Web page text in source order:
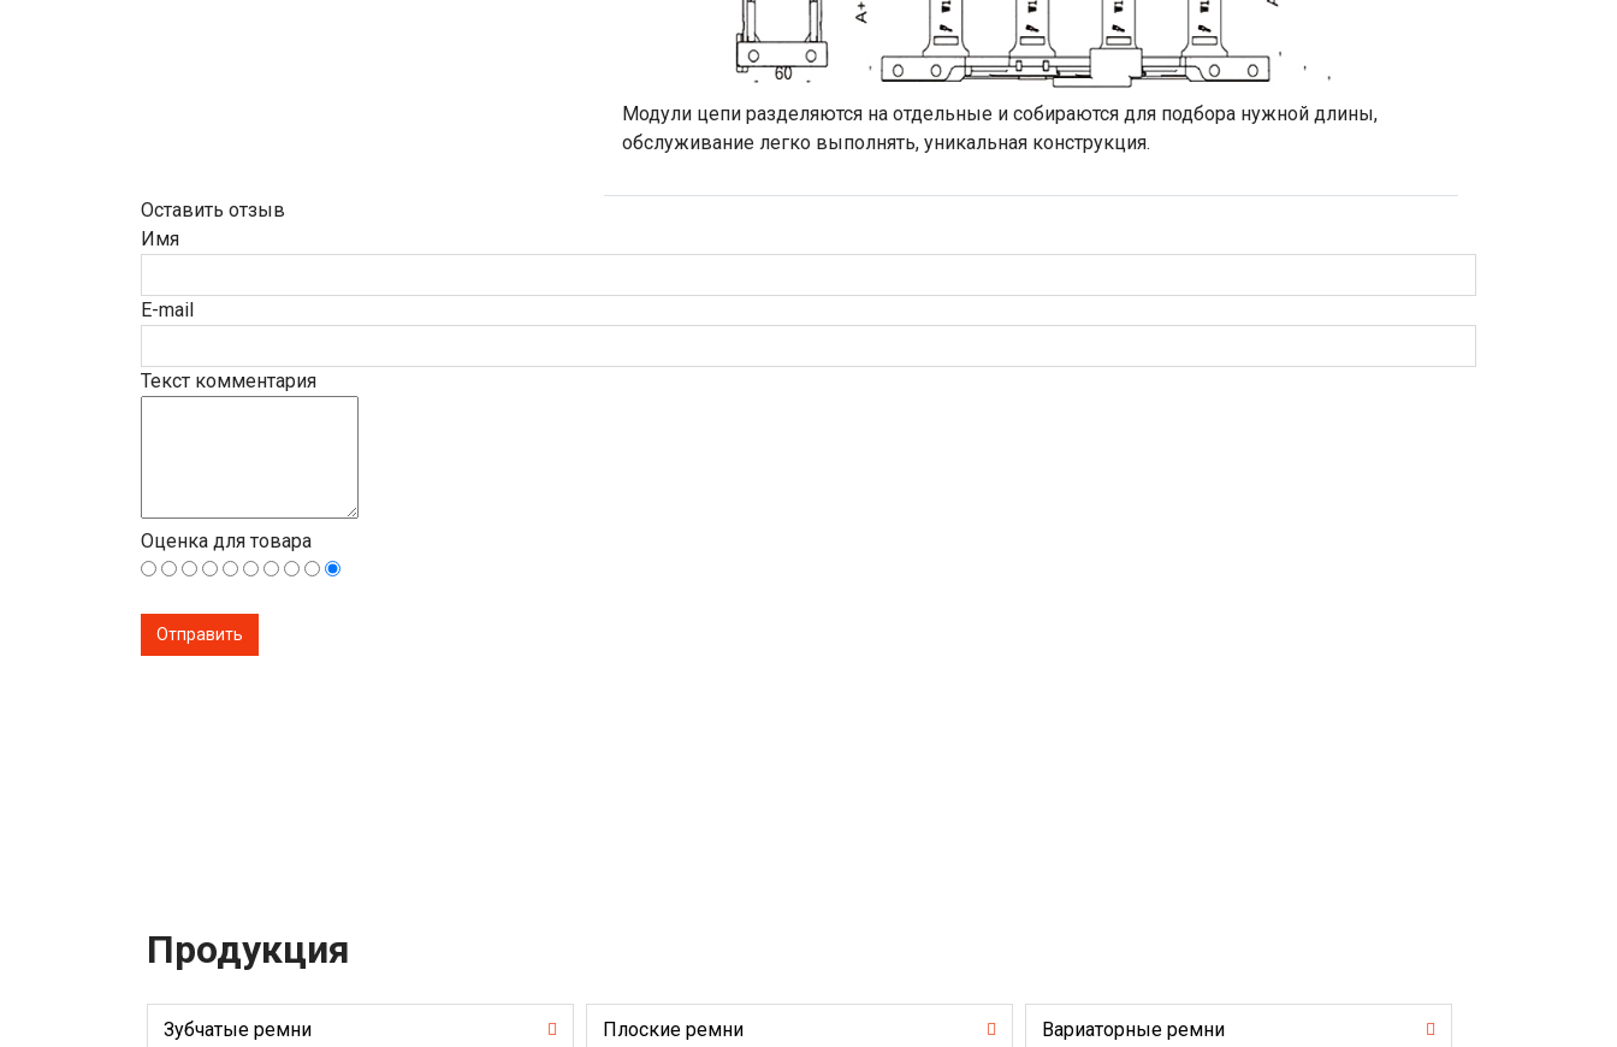
Модули цепи разделяются на отдельные и собираются для подбора нужной длины,
обслуживание легко выполнять, уникальная конструкция.
Оставить отзыв
Имя
E-mail
Текст комментария
Оценка для товара
Продукция
Зубчатые ремни Плоские ремни Вариаторные ремни